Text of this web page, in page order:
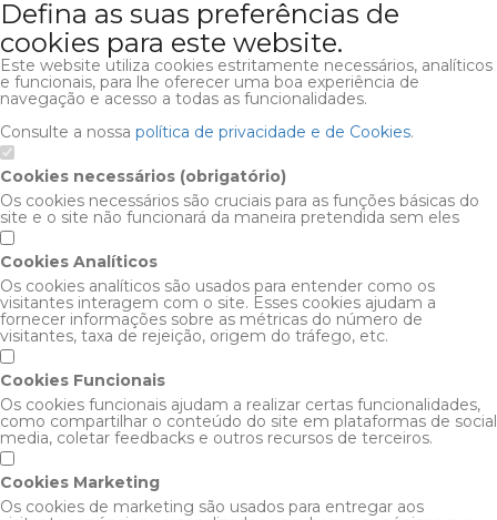
Defina as suas preferências de
cookies para este website.
Este website utiliza cookies estritamente necessários, analíticos
e funcionais, para lhe oferecer uma boa experiência de
navegação e acesso a todas as funcionalidades.
Consulte a nossa política de privacidade e de Cookies.
Cookies necessários (obrigatório)
Os cookies necessários são cruciais para as funções básicas do
site e o site não funcionará da maneira pretendida sem eles
Cookies Analíticos
Os cookies analíticos são usados para entender como os
visitantes interagem com o site. Esses cookies ajudam a
fornecer informações sobre as métricas do número de
visitantes, taxa de rejeição, origem do tráfego, etc.
Cookies Funcionais
Os cookies funcionais ajudam a realizar certas funcionalidades,
como compartilhar o conteúdo do site em plataformas de social
media, coletar feedbacks e outros recursos de terceiros.
Cookies Marketing
Os cookies de marketing são usados para entregar aos